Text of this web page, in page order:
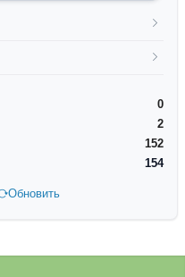
0
2
152
154
Обновить